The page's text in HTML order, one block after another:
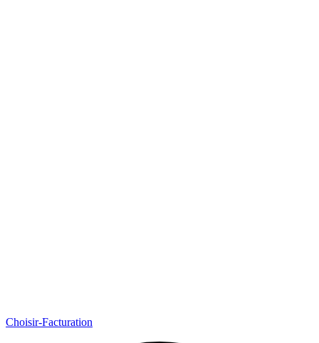
Choisir-Facturation